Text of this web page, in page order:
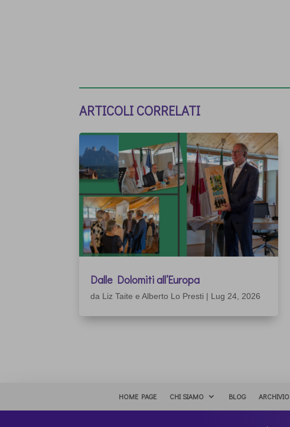
ARTICOLI CORRELATI
Dalle Dolomiti all’Europa
da Liz Taite e Alberto Lo Presti | Lug 24, 2026
HOME PAGE CHI SIAMO BLOG ARCHIVIO